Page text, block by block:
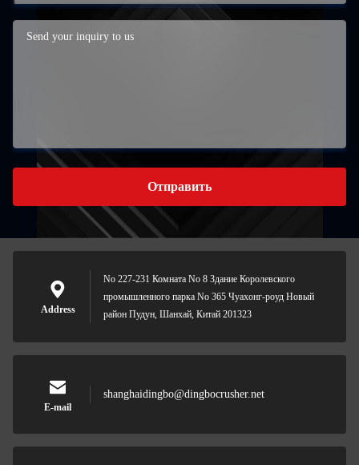
Отправить
Address
No 227-231 Комната No 8 Здание Королевского
промышленного парка No 365 Чуахонг-роуд Новый
район Пудун, Шанхай, Китай 201323
E-mail
shanghaidingbo@dingbocrusher.net